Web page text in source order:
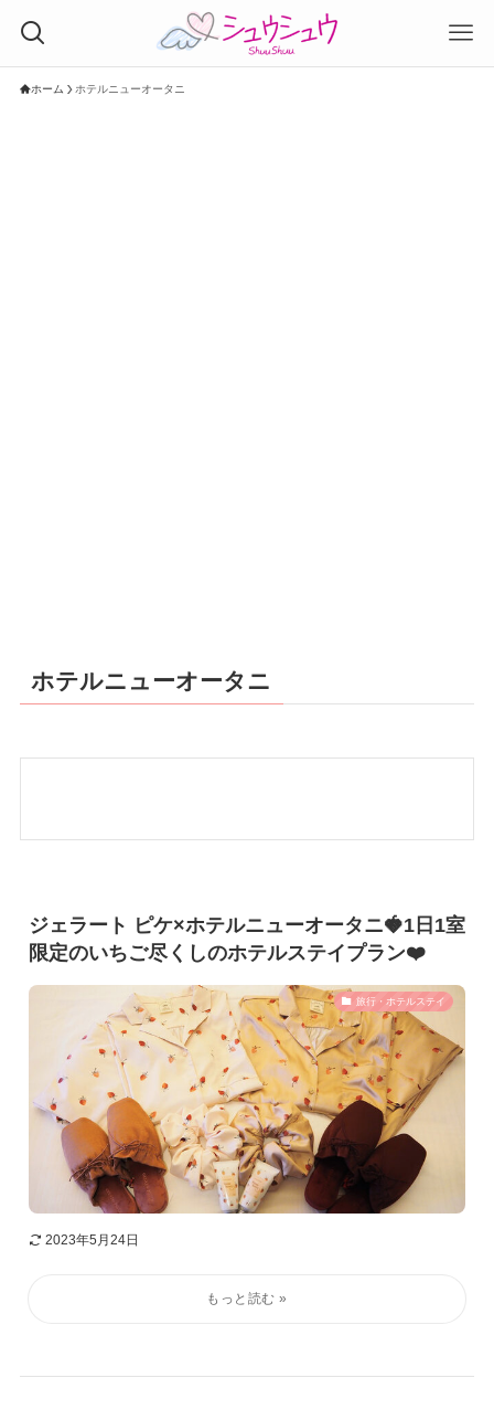
ホーム ホテルニューオータニ
ホテルニューオータニ
ジェラート ピケ×ホテルニューオータニ🍓1日1室
限定のいちご尽くしのホテルステイプラン❤️
旅行・ホテルステイ
2023年5月24日